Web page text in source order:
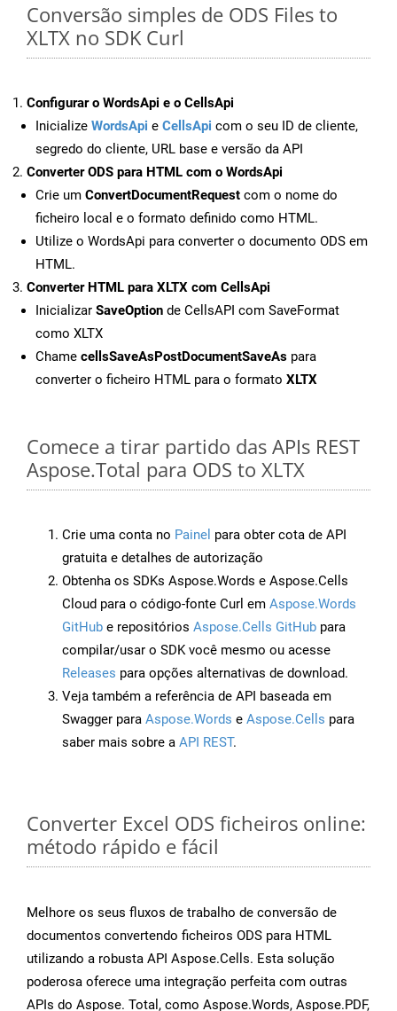
Conversão simples de ODS Files to
XLTX no SDK Curl
Configurar o WordsApi e o CellsApi
Inicialize WordsApi e CellsApi com o seu ID de cliente,
segredo do cliente, URL base e versão da API
Converter ODS para HTML com o WordsApi
Crie um ConvertDocumentRequest com o nome do
ficheiro local e o formato definido como HTML.
Utilize o WordsApi para converter o documento ODS em
HTML.
Converter HTML para XLTX com CellsApi
Inicializar SaveOption de CellsAPI com SaveFormat
como XLTX
Chame cellsSaveAsPostDocumentSaveAs para
converter o ficheiro HTML para o formato XLTX
Comece a tirar partido das APIs REST
Aspose.Total para ODS to XLTX
Crie uma conta no Painel para obter cota de API
gratuita e detalhes de autorização
Obtenha os SDKs Aspose.Words e Aspose.Cells
Cloud para o código-fonte Curl em Aspose.Words
GitHub e repositórios Aspose.Cells GitHub para
compilar/usar o SDK você mesmo ou acesse
Releases para opções alternativas de download.
Veja também a referência de API baseada em
Swagger para Aspose.Words e Aspose.Cells para
saber mais sobre a API REST.
Converter Excel ODS ficheiros online:
método rápido e fácil
Melhore os seus fluxos de trabalho de conversão de
documentos convertendo ficheiros ODS para HTML
utilizando a robusta API Aspose.Cells. Esta solução
poderosa oferece uma integração perfeita com outras
APIs do Aspose. Total, como Aspose.Words, Aspose.PDF,